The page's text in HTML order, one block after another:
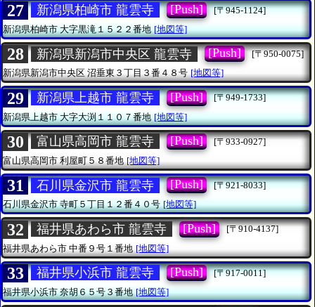
27 新潟県柏崎市 龍雲寺 [Push]
[〒945-1124]
新潟県柏崎市大字黒滝１５２２番地 [地図等]
28 新潟県新潟市中央区 龍雲寺 [Push]
[〒950-0075]
新潟県新潟市中央区沼垂東３丁目３番４８号 [地図等]
29 新潟県上越市 龍雲寺 [Push]
[〒949-1733]
新潟県上越市大字大渕１１０７番地 [地図等]
30 富山県高岡市 龍雲寺 [Push]
[〒933-0927]
富山県高岡市 利屋町５８番地 [地図等]
31 石川県金沢市 龍雲寺 [Push]
[〒921-8033]
石川県金沢市寺町５丁目１２番４０号 [地図等]
32 福井県あわら市 龍雲寺 [Push]
[〒910-4137]
福井県あわら市 中番９号１番地 [地図等]
33 福井県小浜市 龍雲寺 [Push]
[〒917-0011]
福井県小浜市奈胡６５号３番地 [地図等]